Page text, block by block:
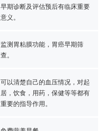
早期诊断及评估预后有临床重要
意义。
监测胃粘膜功能，胃癌早期筛
查。
可以清楚自己的血压情况，对起
居，饮食，用药，保健等等都有
重要的指导作用。